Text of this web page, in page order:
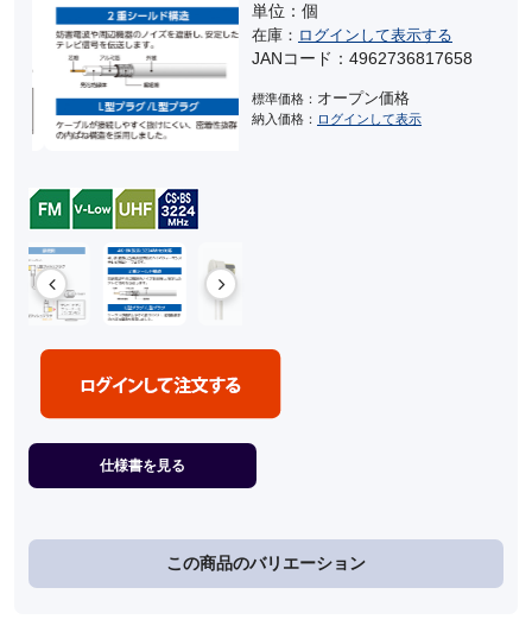
単位：個
在庫： ログインして表示する
JANコード：4962736817658
標準価格： オープン価格
納入価格： ログインして表示
仕様書を見る
この商品のバリエーション